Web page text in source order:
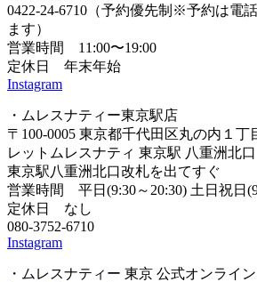
0422-24-6710（予約優先制※予約は電
ます）
営業時間 11:00〜19:00
定休日 年末年始
Instagram
・ムレスナティー東京駅店
〒100-0005 東京都千代田区丸の内１
レットムレスナティ 東京駅 八重洲北口
東京駅八重洲北口改札を出てすぐ
営業時間 平日(9:30～20:30) 土日祝日
定休日 なし
080-3752-6710
Instagram
・ムレスナティー 東京 公式オンライ